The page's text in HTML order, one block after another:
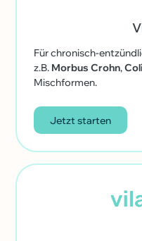
Für chronisch-
z.B. Morbus Crohn,
Mischformen.
Jetzt starten